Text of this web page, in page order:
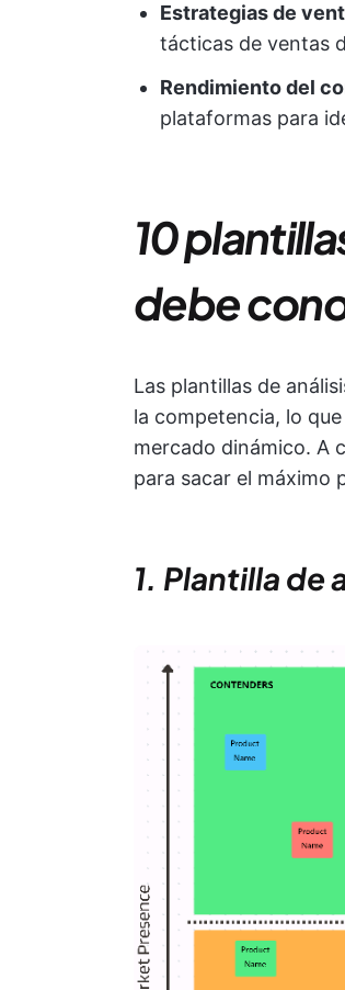
Estrategias de
tácticas de ventas
Rendimiento del
plataformas para
10
debe
Las plantillas de
la competencia, lo
mercado dinámico. A
para sacar el máximo
1. Plantilla de